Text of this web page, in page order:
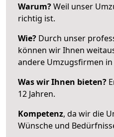
Warum?Weil unser
richtig ist.
Wie? Durch unser
können wir Ihnen
andere Umzugsfirmen
Was wir Ihnen bieten?
12 Jahren.
Kompetenz, da wir die
Wünsche und